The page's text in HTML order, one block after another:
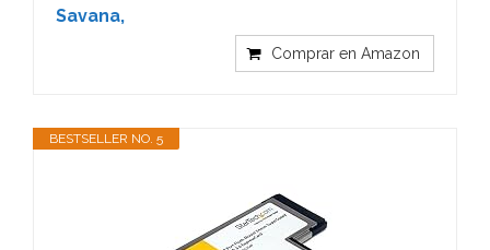
Savana,
Comprar en Amazon
BESTSELLER NO. 5